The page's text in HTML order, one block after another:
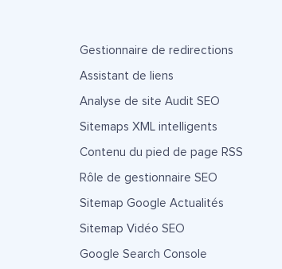
Gestionnaire de redirections
Assistant de liens
Analyse de site Audit SEO
Sitemaps XML intelligents
Contenu du pied de page RSS
Rôle de gestionnaire SEO
Sitemap Google Actualités
Sitemap Vidéo SEO
Google Search Console